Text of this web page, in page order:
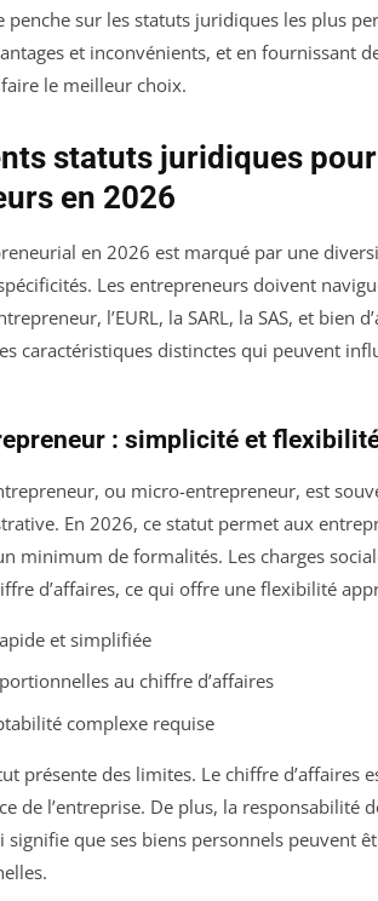
penche sur les statuts juridiques les plus
et inconvénients, et en fournissant
le meilleur choix.
statuts juridiques
en 2026
en 2026 est marqué par une
Les entrepreneurs doivent
l’EURL, la SARL, la SAS, et bien
caractéristiques distinctes qui peuvent
: simplicité et
ou micro-entrepreneur, est
En 2026, ce statut permet aux
minimum de formalités. Les charges
d’affaires, ce qui offre une flexibilité
et simplifiée
au chiffre d’affaires
complexe requise
présente des limites. Le chiffre d’affaires
de l’entreprise. De plus, la responsabilité
que ses biens personnels peuvent